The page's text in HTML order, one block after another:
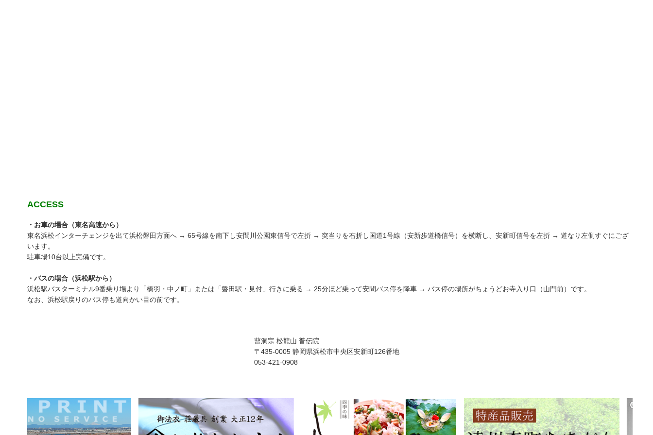
ACCESS
・お車の場合（東名高速から）
東名浜松インターチェンジを出て浜松磐田方面へ → 65号線を南下し安間川公園東信号で左折 → 突当りを右折し国道1号線（安新歩道橋信号）を横断し、安新町信号を左折 → 道なり左側すぐにござ
います。
駐車場10台以上完備です。
・バスの場合（浜松駅から）
浜松駅バスターミナル9番乗り場より「橋羽・中ノ町」または「磐田駅・見付」行きに乗る → 25分ほど乗って安間バス停を降車 → バス停の場所がちょうどお寺入り口（山門前）です。
なお、浜松駅戻りのバス停も道向かい目の前です。
曹洞宗 松龍山 普伝院
〒435-0005 静岡県浜松市中央区安新町126番地
053-421-0908